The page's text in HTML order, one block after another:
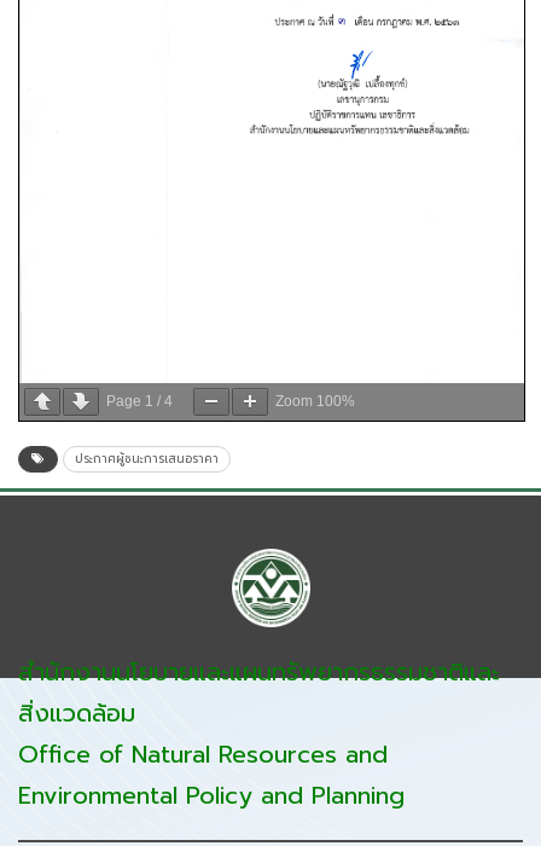
Page 1 / 4 Zoom 100%
ประกาศผู้ชนะการเสนอราคา
สำนักงานนโยบายและแผนทรัพยากรธรรมชาติและ
สิ่งแวดล้อม
Office of Natural Resources and
Environmental Policy and Planning